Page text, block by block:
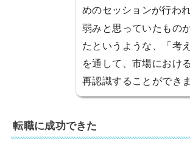
めのセッションが行われ
弱みと思っていたもの
たというような、「考
を通して、市場におけ
再認識することができま
転職に成功できた